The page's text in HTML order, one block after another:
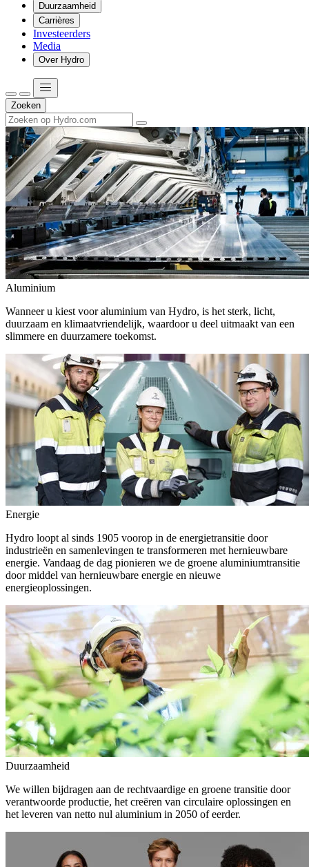
Duurzaamheid
Carrières
Investeerders
Media
Over Hydro
Zoeken
Aluminium
Wanneer u kiest voor aluminium van Hydro, is het sterk, licht,
duurzaam en klimaatvriendelijk, waardoor u deel uitmaakt van een
slimmere en duurzamere toekomst.
Energie
Hydro loopt al sinds 1905 voorop in de energietransitie door
industrieën en samenlevingen te transformeren met hernieuwbare
energie. Vandaag de dag pionieren we de groene aluminiumtransitie
door middel van hernieuwbare energie en nieuwe
energieoplossingen.
Duurzaamheid
We willen bijdragen aan de rechtvaardige en groene transitie door
verantwoorde productie, het creëren van circulaire oplossingen en
het leveren van netto nul aluminium in 2050 of eerder.